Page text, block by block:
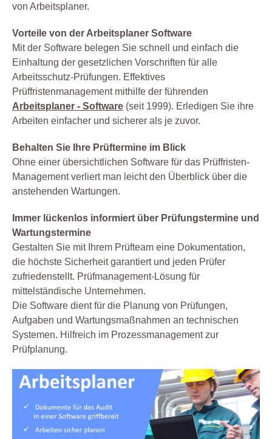
von Arbeitsplaner.
Vorteile von der Arbeitsplaner Software
Mit der Software belegen Sie schnell und einfach die
Einhaltung der gesetzlichen Vorschriften für alle
Arbeitsschutz-Prüfungen. Effektives
Prüffristenmanagement mithilfe der führenden
Arbeitsplaner - Software (seit 1999). Erledigen Sie ihre
Arbeiten einfacher und sicherer als je zuvor.
Behalten Sie Ihre Prüftermine im Blick
Ohne einer übersichtlichen Software für das Prüffristen-
Management verliert man leicht den Überblick über die
anstehenden Wartungen.
Immer lückenlos informiert über Prüfungstermine und
Wartungstermine
Gestalten Sie mit Ihrem Prüfteam eine Dokumentation,
die höchste Sicherheit garantiert und jeden Prüfer
zufriedenstellt. Prüfmanagement-Lösung für
mittelständische Unternehmen.
Die Software dient für die Planung von Prüfungen,
Aufgaben und Wartungsmaßnahmen an technischen
Systemen. Hilfreich im Prozessmanagement zur
Prüfplanung.